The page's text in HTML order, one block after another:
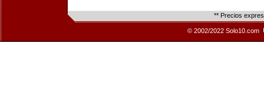
** Precios
© 2002/2022 Solo10.com